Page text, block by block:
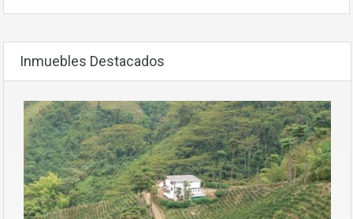
Inmuebles Destacados